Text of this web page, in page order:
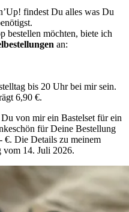
findest Du alles was Du
bestellen möchten, biete ich
an:
bis 20 Uhr bei mir sein.
6,90 €.
von mir ein Bastelset für ein
für Deine Bestellung
€. Die Details zu meinem
14. Juli 2026.